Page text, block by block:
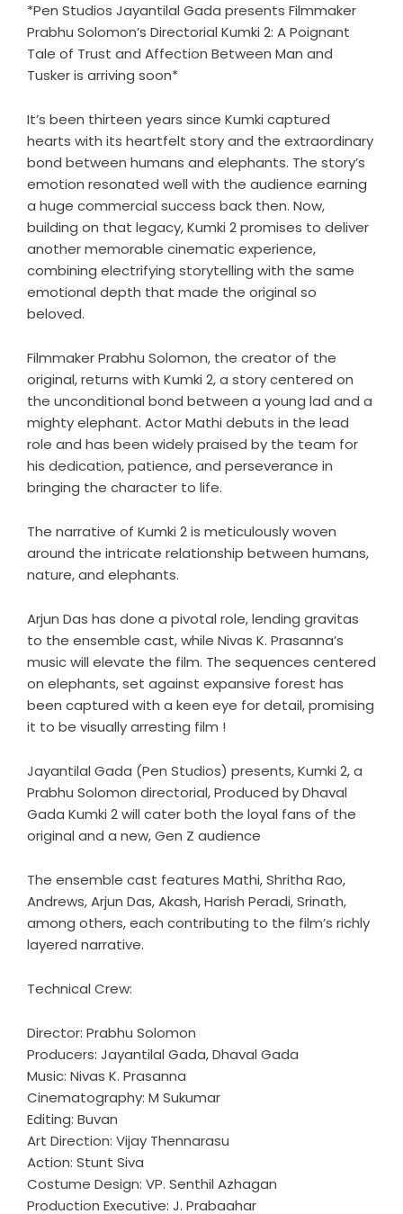
*Pen Studios Jayantilal Gada presents Filmmaker
Prabhu Solomon’s Directorial Kumki 2: A Poignant
Tale of Trust and Affection Between Man and
Tusker is arriving soon*
It’s been thirteen years since Kumki captured
hearts with its heartfelt story and the extraordinary
bond between humans and elephants. The story’s
emotion resonated well with the audience earning
a huge commercial success back then. Now,
building on that legacy, Kumki 2 promises to deliver
another memorable cinematic experience,
combining electrifying storytelling with the same
emotional depth that made the original so
beloved.
Filmmaker Prabhu Solomon, the creator of the
original, returns with Kumki 2, a story centered on
the unconditional bond between a young lad and a
mighty elephant. Actor Mathi debuts in the lead
role and has been widely praised by the team for
his dedication, patience, and perseverance in
bringing the character to life.
The narrative of Kumki 2 is meticulously woven
around the intricate relationship between humans,
nature, and elephants.
Arjun Das has done a pivotal role, lending gravitas
to the ensemble cast, while Nivas K. Prasanna’s
music will elevate the film. The sequences centered
on elephants, set against expansive forest has
been captured with a keen eye for detail, promising
it to be visually arresting film !
Jayantilal Gada (Pen Studios) presents, Kumki 2, a
Prabhu Solomon directorial, Produced by Dhaval
Gada Kumki 2 will cater both the loyal fans of the
original and a new, Gen Z audience
The ensemble cast features Mathi, Shritha Rao,
Andrews, Arjun Das, Akash, Harish Peradi, Srinath,
among others, each contributing to the film’s richly
layered narrative.
Technical Crew:
Director: Prabhu Solomon
Producers: Jayantilal Gada, Dhaval Gada
Music: Nivas K. Prasanna
Cinematography: M Sukumar
Editing: Buvan
Art Direction: Vijay Thennarasu
Action: Stunt Siva
Costume Design: VP. Senthil Azhagan
Production Executive: J. Prabaahar